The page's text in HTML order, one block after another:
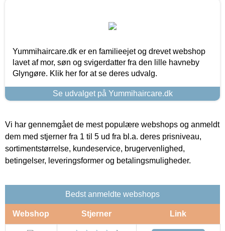
Yummihaircare.dk er en familieejet og drevet webshop
lavet af mor, søn og svigerdatter fra den lille havneby
Glyngøre. Klik her for at se deres udvalg.
Se udvalget på Yummihaircare.dk
Vi har gennemgået de mest populære webshops og anmeldt
dem med stjerner fra 1 til 5 ud fra bl.a. deres prisniveau,
sortimentstørrelse, kundeservice, brugervenlighed,
betingelser, leveringsformer og betalingsmuligheder.
Bedst anmeldte webshops
Webshop Stjerner Link